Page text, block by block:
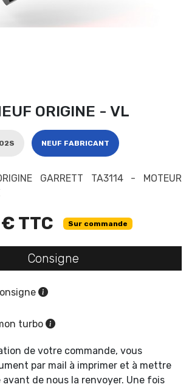
ORIGINE - VL
NEUF FABRICANT
GARRETT TA3114 - MOTEUR
TTC Sur commande
Consigne
turbo
de votre commande, vous
par mail à imprimer et à mettre
avant de nous la renvoyer. Une fois